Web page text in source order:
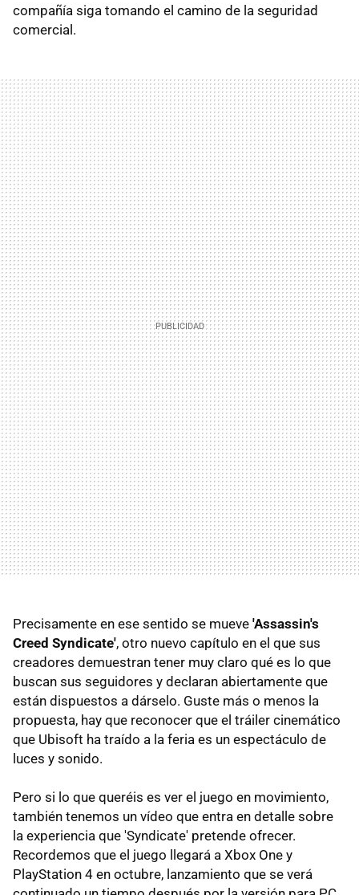
compañía siga tomando el camino de la seguridad
comercial.
Precisamente en ese sentido se mueve 'Assassin's
Creed Syndicate', otro nuevo capítulo en el que sus
creadores demuestran tener muy claro qué es lo que
buscan sus seguidores y declaran abiertamente que
están dispuestos a dárselo. Guste más o menos la
propuesta, hay que reconocer que el tráiler cinemático
que Ubisoft ha traído a la feria es un espectáculo de
luces y sonido.
Pero si lo que queréis es ver el juego en movimiento,
también tenemos un vídeo que entra en detalle sobre
la experiencia que 'Syndicate' pretende ofrecer.
Recordemos que el juego llegará a Xbox One y
PlayStation 4 en octubre, lanzamiento que se verá